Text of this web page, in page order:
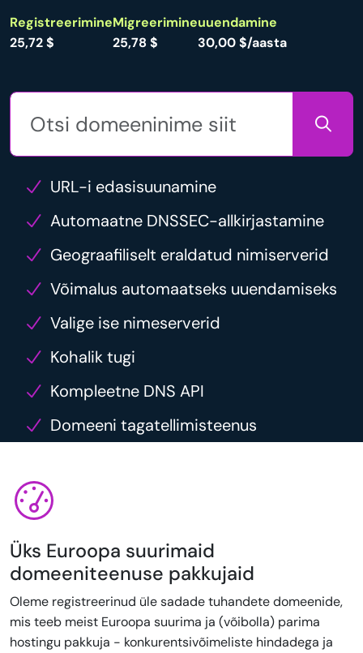
Registreerimine
25,72 $
Migreerimine
25,78 $
uuendamine
30,00 $/aasta
URL-i edasisuunamine
Automaatne DNSSEC-allkirjastamine
Geograafiliselt eraldatud nimiserverid
Võimalus automaatseks uuendamiseks
Valige ise nimeserverid
Kohalik tugi
Kompleetne DNS API
Domeeni tagatellimisteenus
Üks Euroopa suurimaid
domeeniteenuse pakkujaid
Oleme registreerinud üle sadade tuhandete domeenide,
mis teeb meist Euroopa suurima ja (võibolla) parima
hostingu pakkuja - konkurentsivõimeliste hindadega ja